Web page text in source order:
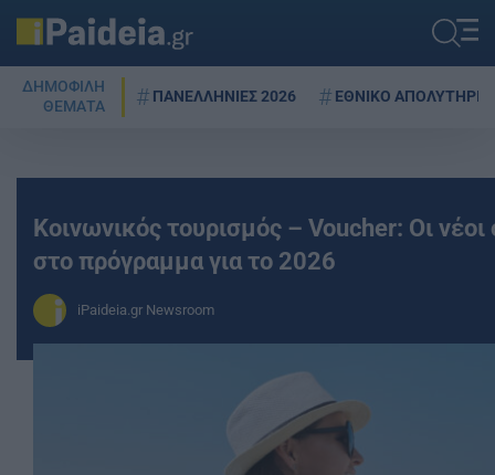
ΔΗΜΟΦΙΛΗ
ΘΕΜΑΤΑ
ΠΑΝΕΛΛΗΝΙΕΣ 2026 ΕΘΝΙΚΟ ΑΠΟΛΥΤΗΡΙΟ
Κοινωνικός τουρισμός – Voucher: Οι
στο πρόγραμμα για το 2026
iPaideia.gr Newsroom